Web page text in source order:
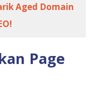
Aged Domain
Page